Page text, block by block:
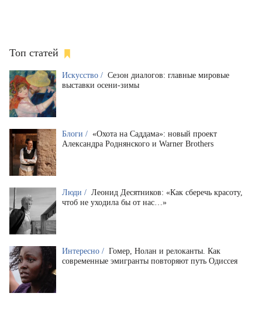
Топ статей
Искусство / Сезон диалогов: главные мировые
выставки осени-зимы
Блоги / «Охота на Саддама»: новый проект
Александра Роднянского и Warner Brothers
Люди / Леонид Десятников: «Как сберечь красоту,
чтоб не уходила бы от нас…»
Интересно / Гомер, Нолан и релоканты. Как
современные эмигранты повторяют путь Одиссея